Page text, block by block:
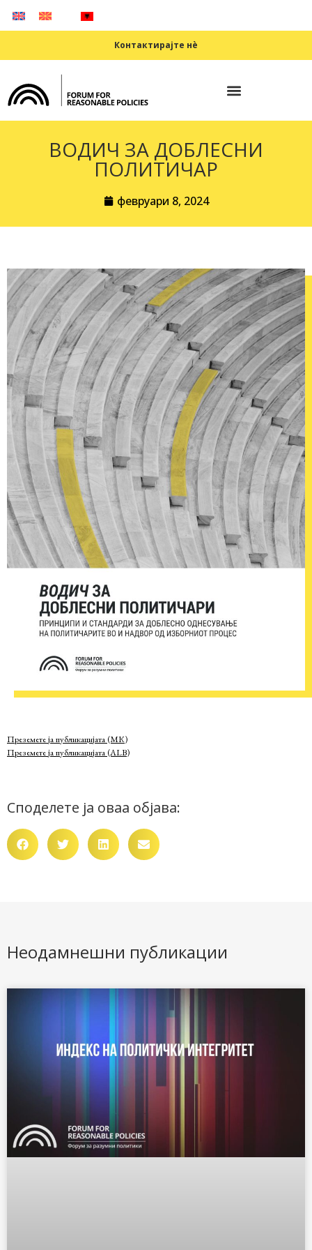
Контактирајте нè
ВОДИЧ ЗА ДОБЛЕСНИ
ПОЛИТИЧАР
февруари 8, 2024
Преземете ја публикацијата (МК)
Преземете ја публикацијата (ALB)
Споделете ја оваа објава:
Неодамнешни публикации